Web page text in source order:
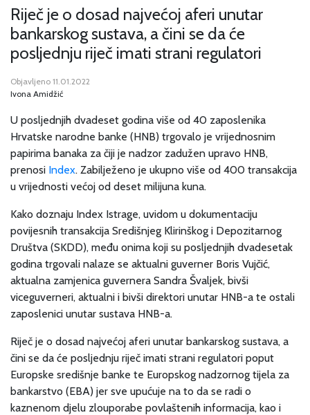
Riječ je o dosad najvećoj aferi unutar
bankarskog sustava, a čini se da će
posljednju riječ imati strani regulatori
Objavljeno 11.01.2022
Ivona Amidžić
U posljednjih dvadeset godina više od 40 zaposlenika
Hrvatske narodne banke (HNB) trgovalo je vrijednosnim
papirima banaka za čiji je nadzor zadužen upravo HNB,
prenosi Index. Zabilježeno je ukupno više od 400 transakcija
u vrijednosti većoj od deset milijuna kuna.
Kako doznaju Index Istrage, uvidom u dokumentaciju
povijesnih transakcija Središnjeg Klirinškog i Depozitarnog
Društva (SKDD), među onima koji su posljednjih dvadesetak
godina trgovali nalaze se aktualni guverner Boris Vujčić,
aktualna zamjenica guvernera Sandra Švaljek, bivši
viceguverneri, aktualni i bivši direktori unutar HNB-a te ostali
zaposlenici unutar sustava HNB-a.
Riječ je o dosad najvećoj aferi unutar bankarskog sustava, a
čini se da će posljednju riječ imati strani regulatori poput
Europske središnje banke te Europskog nadzornog tijela za
bankarstvo (EBA) jer sve upućuje na to da se radi o
kaznenom djelu zlouporabe povlaštenih informacija, kao i